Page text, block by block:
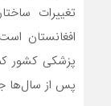
تغییرات
افغانستان
پزشکی کشور
پس از سال‌ها